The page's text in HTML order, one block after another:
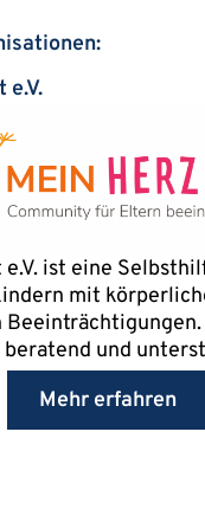
e.V.
e.V. ist eine
mit
und
Mehr erfahren